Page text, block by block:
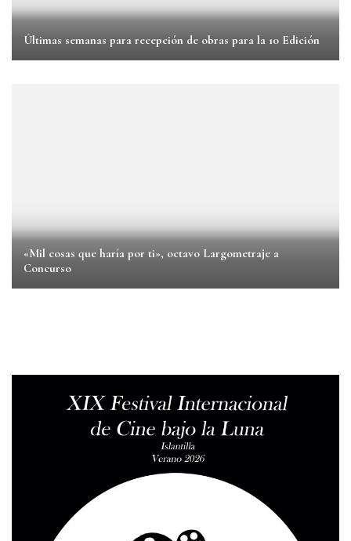
Últimas semanas para recepción de obras para la 10 Edición
«Mil cosas que haría por ti», octavo Largometraje a
Concurso